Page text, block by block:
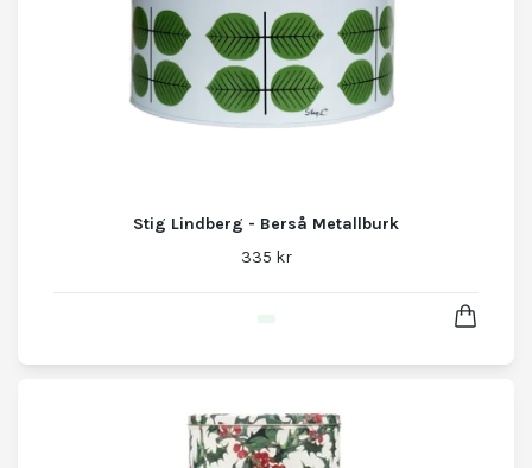
Stig Lindberg - Berså Metallburk
335 kr